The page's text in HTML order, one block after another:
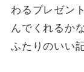
わるプレゼン
んでくれるか
ふたりのいい